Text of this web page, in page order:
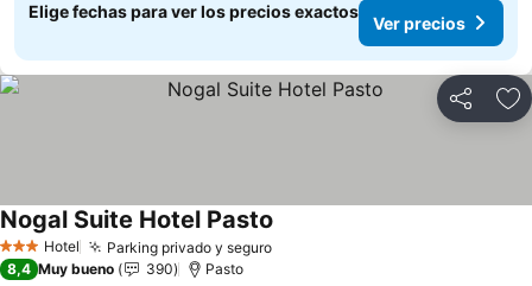
Elige fechas para ver los precios exactos
Ver precios
Compartir
3 Estrellas
Hotel Parking privado y seguroVer precios
Nogal Suite Hotel Pasto
8,4 Muy bueno 390 Pasto